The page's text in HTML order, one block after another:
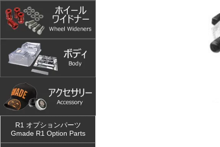
R1 オプションパーツ
Gmade R1 Option Parts